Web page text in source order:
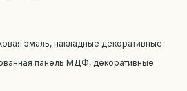
эмаль, накладные декоративные
панель МДФ, декоративные